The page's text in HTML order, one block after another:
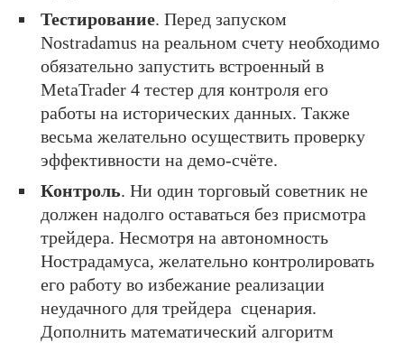
Тестирование. Перед запуском
Nostradamus на реальном счету необходимо
обязательно запустить встроенный в
MetaTrader 4 тестер для контроля его
работы на исторических данных. Также
весьма желательно осуществить проверку
эффективности на демо-счёте.
Контроль. Ни один торговый советник не
должен надолго оставаться без присмотра
трейдера. Несмотря на автономность
Нострадамуса, желательно контролировать
его работу во избежание реализации
неудачного для трейдера сценария.
Дополнить математический алгоритм